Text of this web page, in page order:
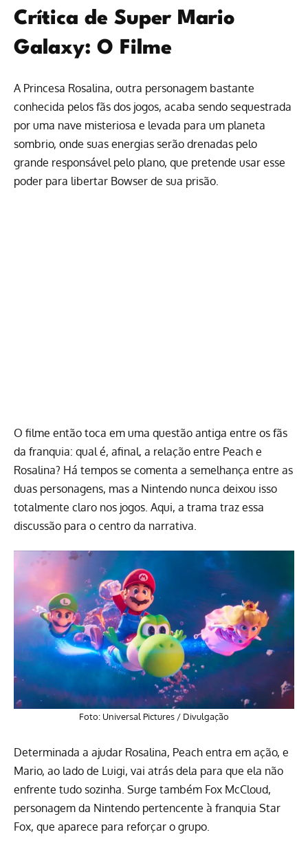
Crítica de Super Mario
Galaxy: O Filme
A Princesa Rosalina, outra personagem bastante
conhecida pelos fãs dos jogos, acaba sendo sequestrada
por uma nave misteriosa e levada para um planeta
sombrio, onde suas energias serão drenadas pelo
grande responsável pelo plano, que pretende usar esse
poder para libertar Bowser de sua prisão.
O filme então toca em uma questão antiga entre os fãs
da franquia: qual é, afinal, a relação entre Peach e
Rosalina? Há tempos se comenta a semelhança entre as
duas personagens, mas a Nintendo nunca deixou isso
totalmente claro nos jogos. Aqui, a trama traz essa
discussão para o centro da narrativa.
Foto: Universal Pictures / Divulgação
Determinada a ajudar Rosalina, Peach entra em ação, e
Mario, ao lado de Luigi, vai atrás dela para que ela não
enfrente tudo sozinha. Surge também Fox McCloud,
personagem da Nintendo pertencente à franquia Star
Fox, que aparece para reforçar o grupo.